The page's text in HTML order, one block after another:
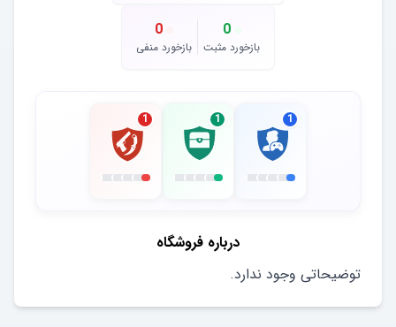
0
بازخورد مثبت
0
بازخورد منفی
1
1
1
درباره فروشگاه
توضیحاتی وجود ندارد.